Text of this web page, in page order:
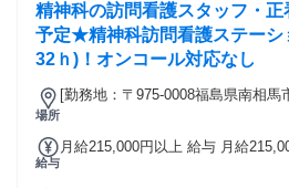
精神科の訪問看護スタッフ・
予定★精神科訪問看護ステーシ
32ｈ)！オンコール対応なし
場所
[勤務地：〒975-0008福島県南相馬
給与
月給215,000円以上 給与 月給